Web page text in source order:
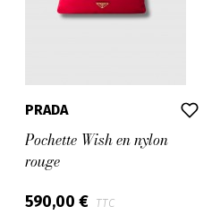
PRADA
Pochette Wish en nylon
rouge
590,00 € TTC